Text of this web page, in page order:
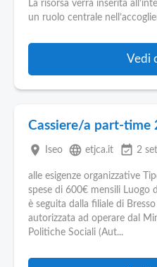
La risorsa verrà inserita
un ruolo centrale
Vedi
Cassiere/a part-
place Iseo language etjca.it event_available 2
alle esigenze organizzative
spese di 600€ mensili Luogo
è seguita dalla filiale di
autorizzata ad operare dal
Politiche Sociali (Aut...